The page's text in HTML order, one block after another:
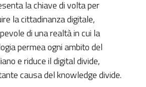
la chiave di volta per
la cittadinanza digitale,
di una realtà in cui la
permea ogni ambito del
e riduce il digital divide,
causa del knowledge divide.